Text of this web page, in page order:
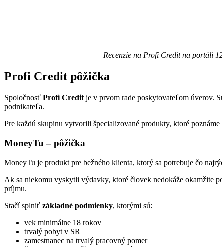
Recenzie na Profi Credit na portáli
Profi Credit pôžička
Spoločnosť Profi Credit je v prvom rade poskytovateľom úverov.
podnikateľa.
Pre každú skupinu vytvorili špecializované produkty, ktoré poznáme
MoneyTu – pôžička
MoneyTu je produkt pre bežného klienta, ktorý sa potrebuje čo
Ak sa niekomu vyskytli výdavky, ktoré človek nedokáže
príjmu.
Stačí splniť základné podmienky, ktorými sú:
vek minimálne 18 rokov
trvalý pobyt v SR
zamestnanec na trvalý pracovný pomer